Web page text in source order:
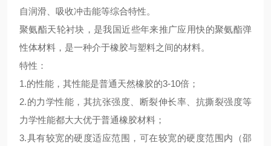
自润滑、吸收冲击能等综合特性。
聚氨酯天轮衬块，是我国近些年来推广应用快的聚氨酯弹
性体材料，是一种介于橡胶与塑料之间的材料。
特性：
1.的性能，其性能是普通天然橡胶的3-10倍；
2.的力学性能，其抗张强度、断裂伸长率、抗撕裂强度等
力学性能都大大优于普通橡胶材料；
3.具有较宽的硬度适应范围，可在较宽的硬度范围内（邵